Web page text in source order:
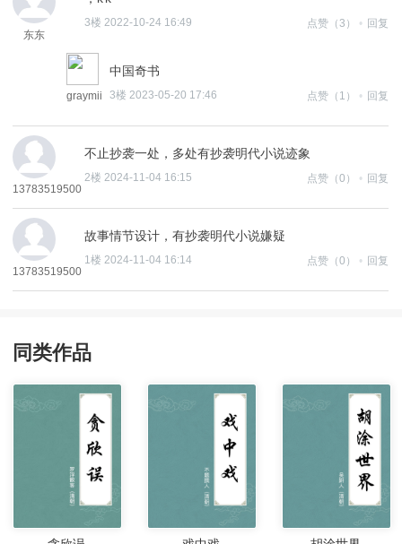
同类作品